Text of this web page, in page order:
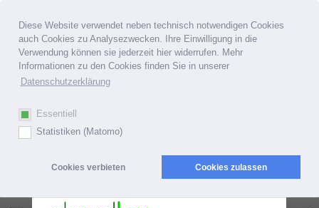
Diese Website verwendet neben technisch notwendigen Cookies
auch Cookies zu Analysezwecken. Ihre Einwilligung in die
Verwendung können sie jederzeit hier widerrufen. Mehr
Informationen zu den Cookies finden Sie in unserer
Datenschutzerklärung
Essentiell
Statistiken (Matomo)
Cookies verbieten Cookies zulassen